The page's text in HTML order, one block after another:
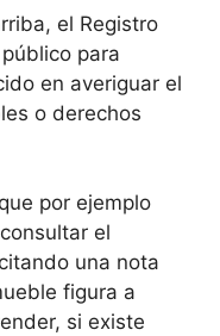
el Registro
para
en averiguar el
o derechos
por ejemplo
el
una nota
figura a
si existe